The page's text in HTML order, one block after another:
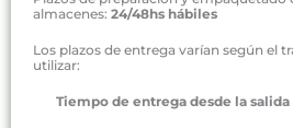
almacenes: 24/48hs hábiles
Los plazos de entrega varían según el
utilizar:
Tiempo de entrega desde la salida